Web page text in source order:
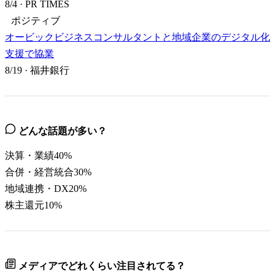
8/4 · PR TIMES
ポジティブ
オービックビジネスコンサルタントと地域企業のデジタル化
支援で協業
8/19 · 福井銀行
どんな話題が多い？
決算・業績40%
合併・経営統合30%
地域連携・DX20%
株主還元10%
メディアでどれくらい注目されてる？